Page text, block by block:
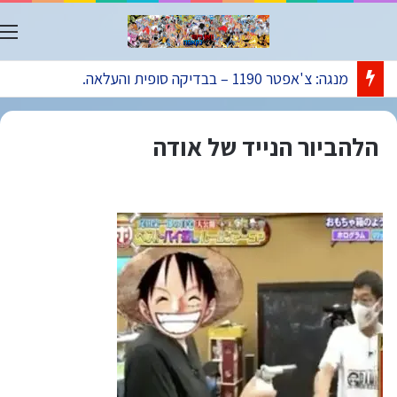
מנגה: צ'אפטר 1190 – בבדיקה סופית והעלאה.
הלהביור הנייד של אודה